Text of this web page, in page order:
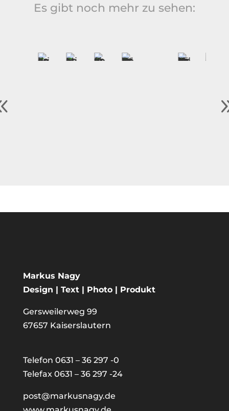
Es gibt noch mehr zu sehen:
Markus Nagy
Design | Text | Photo | Produkt
Gersweilerweg 99
67657 Kaiserslautern
Telefon 0631 – 36 297 -0
Telefax 0631 – 36 297 -24
post@markusnagy.de